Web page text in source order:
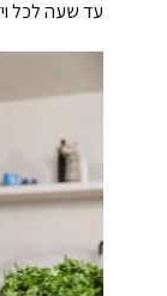
עד שעה לכל